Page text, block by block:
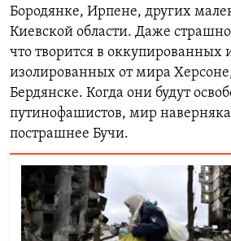
Бородянке, Ирпене, других
Киевской области. Даже страшно
что творится в оккупированных
изолированных от мира
Бердянске. Когда они будут
путинофашистов, мир
пострашнее Бучи.